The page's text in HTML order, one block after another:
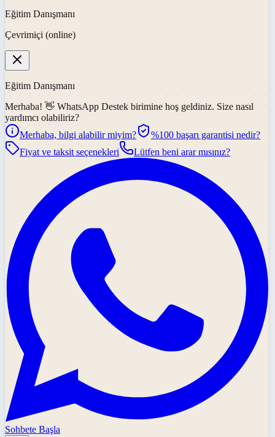
Eğitim Danışmanı
Çevrimiçi (online)
Eğitim Danışmanı
Merhaba! 👋 WhatsApp Destek birimine hoş geldiniz. Size nasıl
yardımcı olabiliriz?
Merhaba, bilgi alabilir miyim?
%100 başarı garantisi nedir?
Fiyat ve taksit seçenekleri
Lütfen beni arar mısınız?
Sohbete Başla